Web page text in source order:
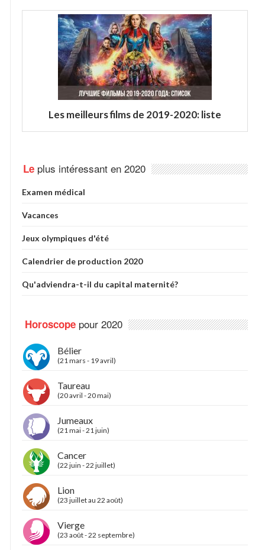
Les meilleurs films de 2019-2020: liste
Le plus intéressant en 2020
Examen médical
Vacances
Jeux olympiques d'été
Calendrier de production 2020
Qu'adviendra-t-il du capital maternité?
Horoscope pour 2020
Bélier
(21 mars - 19 avril)
Taureau
(20 avril - 20 mai)
Jumeaux
(21 mai - 21 juin)
Cancer
(22 juin - 22 juillet)
Lion
(23 juillet au 22 août)
Vierge
(23 août - 22 septembre)